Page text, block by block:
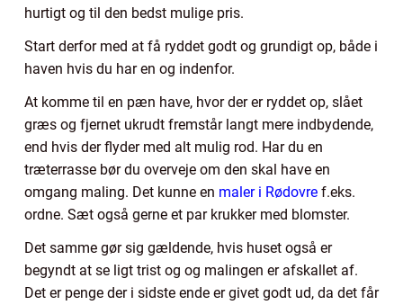
hurtigt og til den bedst mulige pris.
Start derfor med at få ryddet godt og grundigt op, både i
haven hvis du har en og indenfor.
At komme til en pæn have, hvor der er ryddet op, slået
græs og fjernet ukrudt fremstår langt mere indbydende,
end hvis der flyder med alt mulig rod. Har du en
træterrasse bør du overveje om den skal have en
omgang maling. Det kunne en maler i Rødovre f.eks.
ordne. Sæt også gerne et par krukker med blomster.
Det samme gør sig gældende, hvis huset også er
begyndt at se ligt trist og og malingen er afskallet af.
Det er penge der i sidste ende er givet godt ud, da det får